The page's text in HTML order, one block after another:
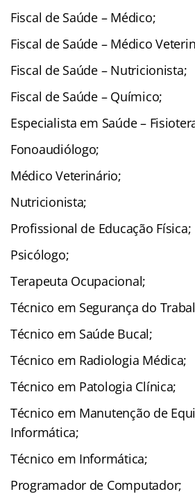
Fiscal de Saúde – Médico;
Fiscal de Saúde – Médico
Fiscal de Saúde – Nutricionista;
Fiscal de Saúde – Químico;
Especialista em Saúde –
Fonoaudiólogo;
Médico Veterinário;
Nutricionista;
Profissional de Educação Física;
Psicólogo;
Terapeuta Ocupacional;
Técnico em Segurança do
Técnico em Saúde Bucal;
Técnico em Radiologia Médica;
Técnico em Patologia Clínica;
Técnico em Manutenção de
Informática;
Técnico em Informática;
Programador de Computador;